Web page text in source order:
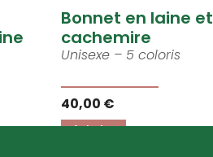
Bonnet en laine et
cachemire
Unisexe – 5 coloris
40,00 €
Acheter